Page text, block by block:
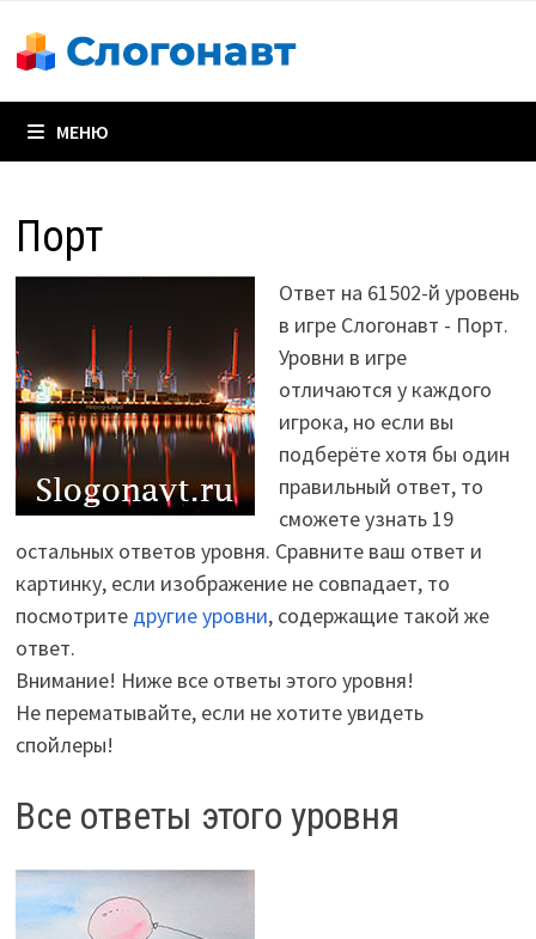
содержимому
МЕНЮ
Порт
Ответ на 61502-й уровень
в игре Слогонавт - Порт.
Уровни в игре
отличаются у каждого
игрока, но если вы
подберёте хотя бы один
правильный ответ, то
сможете узнать 19
остальных ответов уровня. Сравните ваш ответ и
картинку, если изображение не совпадает, то
посмотрите другие уровни, содержащие такой же
ответ.
Внимание! Ниже все ответы этого уровня!
Не перематывайте, если не хотите увидеть
спойлеры!
Все ответы этого уровня